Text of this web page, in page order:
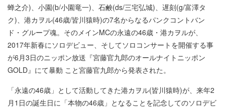
蝉之介)、小園(b/小園竜一)、石鹸(ds/三宅弘城)、遅刻(g/富澤タ
ク)、港カヲル(46歳/皆川猿時)の7名からなるパンクコントバン
ド・グループ魂。そのメインMCの永遠の46歳・港カヲルが、
2017年新春にソロデビュー、そしてソロコンサートを開催する事
が6月3日のニッポン放送『宮藤官九郎のオールナイトニッポン
GOLD』にて暴動 こと宮藤官九郎から発表された。
「永遠の46歳」として活動してきた港カヲル(皆川猿時)が、来年2
月1日の誕生日に「本物の46歳」となることを記念してのソロデビ